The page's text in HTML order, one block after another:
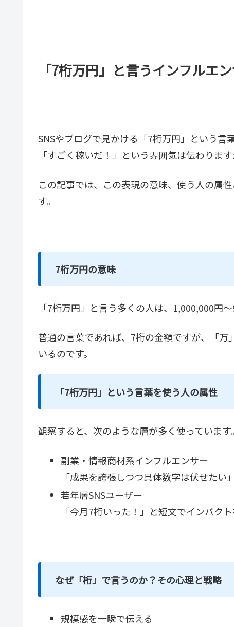
「7桁万円」と言うインフルエ
SNSやブログで見かける「7桁万円」という言葉
「すごく稼いだ！」という雰囲気は伝わりま
この記事では、この表現の意味、使う人の属
す。
7桁万円の意味
「7桁万円」と言う多くの人は、1,000,000円
普通の言葉であれば、7桁の金額ですが、「
いるのです。
「7桁万円」という言葉を使う人の属性
観察すると、次のような層が多く使っています。
副業・情報商材系インフルエンサー
「成果を誇張しつつ具体数字は伏せたい
若年層SNSユーザー
「今月7桁いった！」と短文でインパク
なぜ「桁」で言うのか？その心理と戦略
規模感を一瞬で伝える